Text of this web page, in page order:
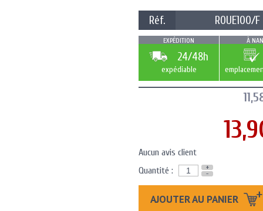
Réf. ROUE100/F
EXPÉDITION
24/48h
expédiable
À
Aucun avis client
Quantité :
+
-
AJOUTER AU PANIER